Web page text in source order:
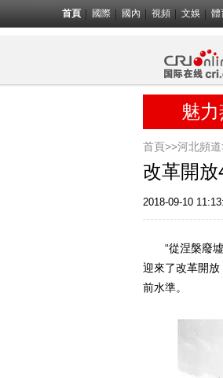
首頁 國際 國內 視頻 文娛 體
魅
首頁>>河北頻
改革開
2018-09-10
“從涅槃廢墟
迎來了改革開
前水準。